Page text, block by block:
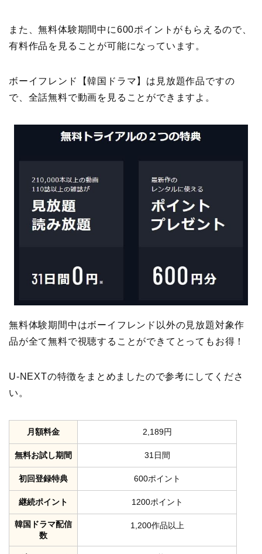
また、無料体験期間中に600ポイントがもらえるので、
有料作品を見ることが可能になっています。
ボーイフレンド【韓国ドラマ】は見放題作品ですの
で、全話無料で動画を見ることができますよ。
無料体験期間中はボーイフレンド以外の見放題対象作
品が全て無料で視聴することができてとってもお得！
U-NEXTの特徴をまとめましたので参考にしてくださ
い。
月額料金 2,189円
無料お試し期間 31日間
初回登録特典 600ポイント
継続ポイント 1200ポイント
韓国ドラマ配信
数
1,200作品以上